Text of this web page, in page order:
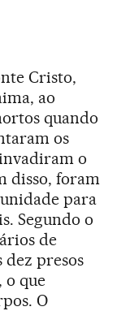
Cristo,
ao
quando
os
o
disso, foram
para
Segundo o
de
dez presos
o que
O